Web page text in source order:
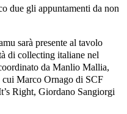
due gli appuntamenti da non
sarà presente al tavolo
di collecting italiane nel
da Manlio Mallia,
Marco Ornago di SCF
Right, Giordano Sangiorgi